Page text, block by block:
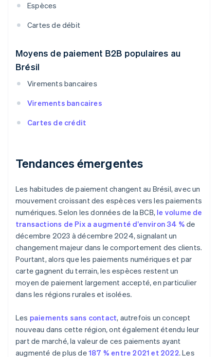
Espèces
Cartes de débit
Moyens de paiement B2B populaires au
Brésil
Virements bancaires
Virements bancaires
Cartes de crédit
Tendances émergentes
Les habitudes de paiement changent au Brésil, avec un
mouvement croissant des espèces vers les paiements
numériques. Selon les données de la BCB, le volume de
transactions de Pix a augmenté d’environ 34 % de
décembre 2023 à décembre 2024, signalant un
changement majeur dans le comportement des clients.
Pourtant, alors que les paiements numériques et par
carte gagnent du terrain, les espèces restent un
moyen de paiement largement accepté, en particulier
dans les régions rurales et isolées.
Les paiements sans contact, autrefois un concept
nouveau dans cette région, ont également étendu leur
part de marché, la valeur de ces paiements ayant
augmenté de plus de 187 % entre 2021 et 2022. Les